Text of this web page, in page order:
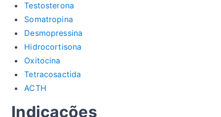
Testosterona
Somatropina
Desmopressina
Hidrocortisona
Oxitocina
Tetracosactida
ACTH
Indicações